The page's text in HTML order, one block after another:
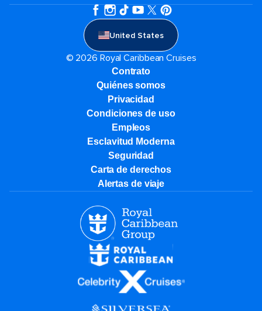
United States
© 2026 Royal Caribbean Cruises
Contrato
Quiénes somos
Privacidad
Condiciones de uso
Empleos
Esclavitud Moderna
Seguridad
Carta de derechos
Alertas de viaje